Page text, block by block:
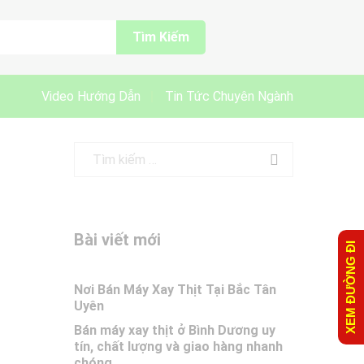
Tìm Kiếm
Video Hướng Dẫn Tin Tức Chuyên Ngành
Bài viết mới
Nơi Bán Máy Xay Thịt Tại Bắc Tân
Uyên
Bán máy xay thịt ở Bình Dương uy
tín, chất lượng và giao hàng nhanh
XEM ĐƯỜNG ĐI